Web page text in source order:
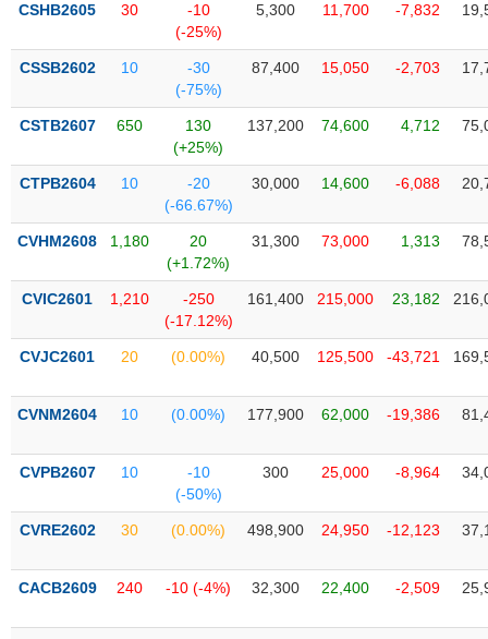
phiếu
tiết
quan
dịch
chính
tích
thuật
sơ
doanh
Tin
CSHB2605 30
-10
(-25%)
5,300 11,700 -7,832
CSSB2602 10
-30
(-75%)
87,400 15,050 -2,703
CSTB2607 650
130
(+25%)
137,200 74,600 4,712
CTPB2604 10
-20
(-66.67%)
30,000 14,600 -6,088
CVHM2608 1,180
20
(+1.72%)
31,300 73,000 1,313
CVIC2601 1,210
-250
(-17.12%)
161,400 215,000 23,182
CVJC2601 20 (0.00%) 40,500 125,500 -43,721
CVNM2604 10 (0.00%) 177,900 62,000 -19,386
CVPB2607 10
-10
(-50%)
300 25,000 -8,964
CVRE2602 30 (0.00%) 498,900 24,950 -12,123
CACB2609 240 -10 (-4%) 32,300 22,400 -2,509
MỚI
(-)
SECTOR
NĂNG
VẬT
CÔNG